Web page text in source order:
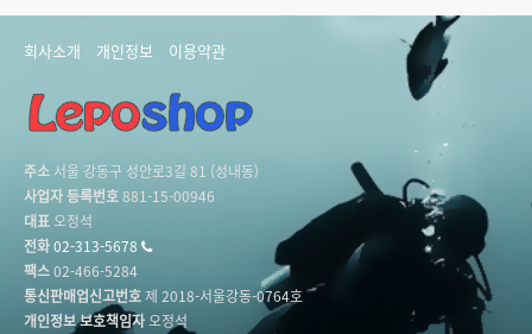
회사소개 개인정보 이용약관
주소 서울 강동구 성안로3길 81 (성내동)
사업자 등록번호881-15-00946
대표오정석
전화02-313-5678
팩스02-466-5284
통신판매업신고번호제 2018-서울강동-0764호
개인정보 보호책임자오정석